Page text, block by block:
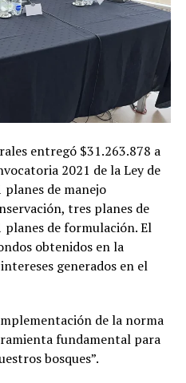
entregó $31.263.878 a
2021 de la Ley de
planes de manejo
tres planes de
planes de formulación. El
obtenidos en la
generados en el
de la norma
fundamental para
bosques”.